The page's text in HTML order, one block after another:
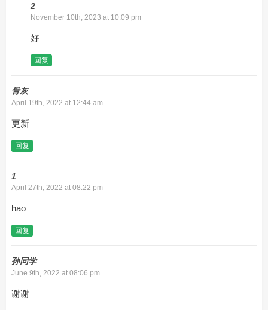
2
November 10th, 2023 at 10:09 pm
好
回复
骨灰
April 19th, 2022 at 12:44 am
更新
回复
1
April 27th, 2022 at 08:22 pm
hao
回复
孙同学
June 9th, 2022 at 08:06 pm
谢谢